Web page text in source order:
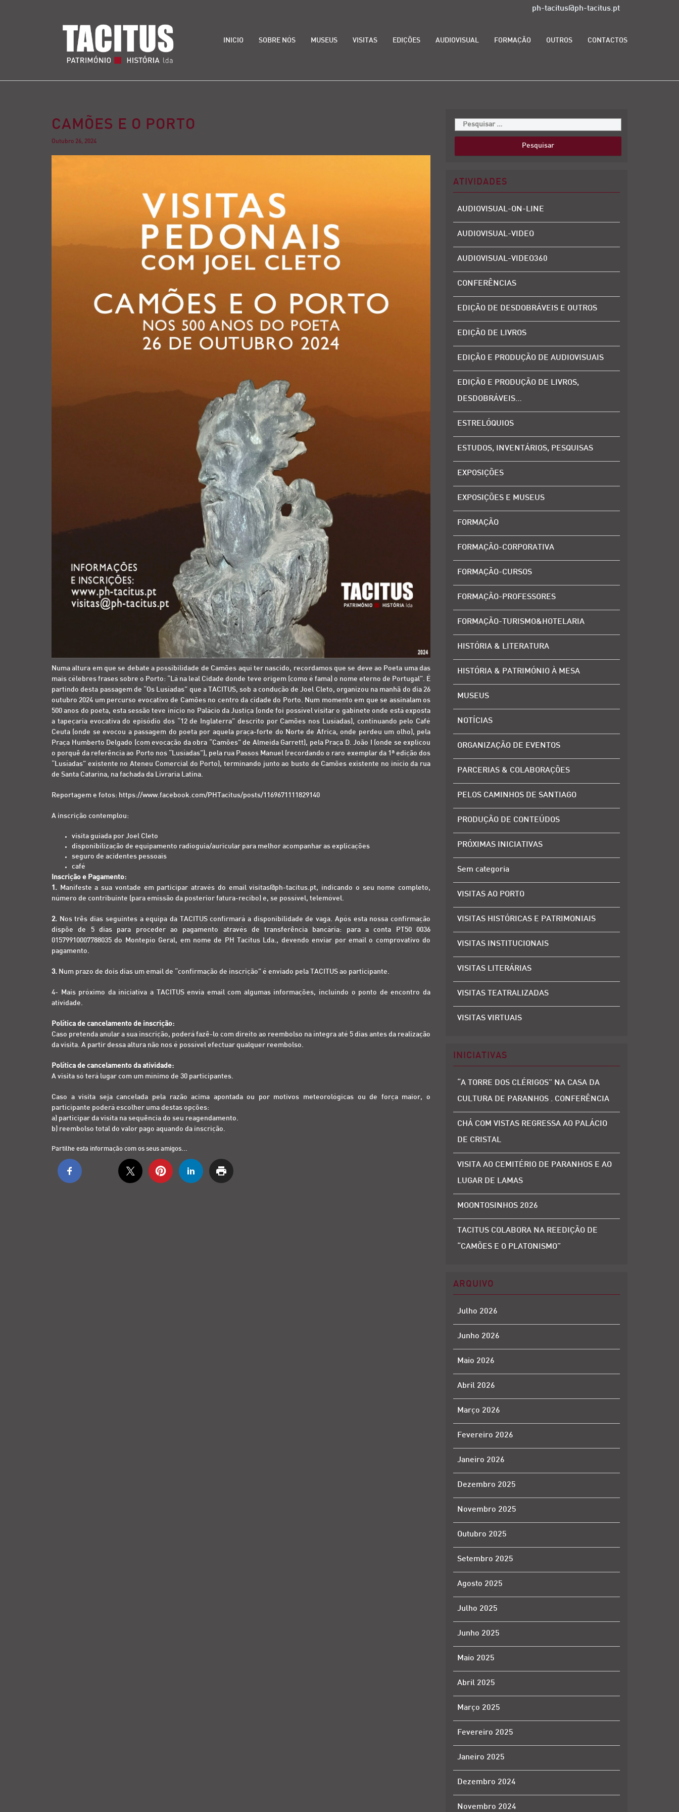
ph-tacitus@ph-tacitus.pt
INICIO SOBRE NÓS MUSEUS VISITAS EDIÇÕES AUDIOVISUAL FORMAÇÃO OUTROS CONTACTOS
CAMÕES E O PORTO
Outubro 26, 2024
Numa altura em que se debate a possibilidade de Camões aqui ter nascido, recordamos que se deve ao Poeta uma das
mais célebres frases sobre o Porto: “Lá na leal Cidade donde teve origem (como é fama) o nome eterno de Portugal”. É
partindo desta passagem de “Os Lusíadas” que a TACITUS, sob a condução de Joel Cleto, organizou na manhã do dia 26
outubro 2024 um percurso evocativo de Camões no centro da cidade do Porto. Num momento em que se assinalam os
500 anos do poeta, esta sessão teve início no Palácio da Justiça (onde foi possível visitar o gabinete onde está exposta
a tapeçaria evocativa do episódio dos “12 de Inglaterra” descrito por Camões nos Lusíadas), continuando pelo Café
Ceuta (onde se evocou a passagem do poeta por aquela praça-forte do Norte de África, onde perdeu um olho), pela
Praça Humberto Delgado (com evocação da obra “Camões” de Almeida Garrett), pela Praça D. João I (onde se explicou
o porquê da referência ao Porto nos “Lusíadas”), pela rua Passos Manuel (recordando o raro exemplar da 1ª edição dos
“Lusíadas” existente no Ateneu Comercial do Porto), terminando junto ao busto de Camões existente no início da rua
de Santa Catarina, na fachada da Livraria Latina.
Reportagem e fotos: https://www.facebook.com/PHTacitus/posts/1169671111829140
A inscrição contemplou:
visita guiada por Joel Cleto
disponibilização de equipamento radioguia/auricular para melhor acompanhar as explicações
seguro de acidentes pessoais
café
Inscrição e Pagamento:
1.
Manifeste a sua vontade em participar através do emailvisitas@ph-tacitus.pt, indicando o seu nome completo,
número de contribuinte (para emissão da posterior fatura-recibo) e, se possível, telemóvel.
2. Nos três dias seguintes a equipa da TACITUS confirmará a disponibilidade de vaga. Após esta nossa confirmação
dispõe de 5 dias para proceder ao pagamento através de transferência bancária: para a conta PT50 0036
01579910007788035 do Montepio Geral, em nome de PH Tacitus Lda., devendo enviar por email o comprovativo do
pagamento.
3. Num prazo de dois dias um email de “confirmação de inscrição” é enviado pela TACITUS ao participante.
4- Mais próximo da iniciativa a TACITUS envia email com algumas informações, incluindo o ponto de encontro da
atividade.
Política de cancelamento de inscrição:
Caso pretenda anular a sua inscrição, poderá fazê-lo com direito ao reembolso na íntegra até 5 dias antes da realização
da visita. A partir dessa altura não nos é possível efectuar qualquer reembolso.
Política de cancelamento da atividade:
A visita só terá lugar com um mínimo de 30 participantes.
Caso a visita seja cancelada pela razão acima apontada ou por motivos meteorológicas ou de força maior, o
participante poderá escolher uma destas opções:
a) participar da visita na sequência do seu reagendamento.
b) reembolso total do valor pago aquando da inscrição.
Partilhe esta informação com os seus amigos...
ATIVIDADES
AUDIOVISUAL-ON-LINE
AUDIOVISUAL-VIDEO
AUDIOVISUAL-VIDEO360
CONFERÊNCIAS
EDIÇÃO DE DESDOBRÁVEIS E OUTROS
EDIÇÃO DE LIVROS
EDIÇÃO E PRODUÇÃO DE AUDIOVISUAIS
EDIÇÃO E PRODUÇÃO DE LIVROS,
DESDOBRÁVEIS…
ESTRELÓQUIOS
ESTUDOS, INVENTÁRIOS, PESQUISAS
EXPOSIÇÕES
EXPOSIÇÕES E MUSEUS
FORMAÇÃO
FORMAÇÃO-CORPORATIVA
FORMAÇÃO-CURSOS
FORMAÇÃO-PROFESSORES
FORMAÇÃO-TURISMO&HOTELARIA
HISTÓRIA & LITERATURA
HISTÓRIA & PATRIMÓNIO À MESA
MUSEUS
NOTÍCIAS
ORGANIZAÇÃO DE EVENTOS
PARCERIAS & COLABORAÇÕES
PELOS CAMINHOS DE SANTIAGO
PRODUÇÃO DE CONTEÚDOS
PRÓXIMAS INICIATIVAS
Sem categoria
VISITAS AO PORTO
VISITAS HISTÓRICAS E PATRIMONIAIS
VISITAS INSTITUCIONAIS
VISITAS LITERÁRIAS
VISITAS TEATRALIZADAS
VISITAS VIRTUAIS
INICIATIVAS
“A TORRE DOS CLÉRIGOS” NA CASA DA
CULTURA DE PARANHOS . CONFERÊNCIA
CHÁ COM VISTAS REGRESSA AO PALÁCIO
DE CRISTAL
VISITA AO CEMITÉRIO DE PARANHOS E AO
LUGAR DE LAMAS
MOONTOSINHOS 2026
TACITUS COLABORA NA REEDIÇÃO DE
“CAMÕES E O PLATONISMO”
ARQUIVO
Julho 2026
Junho 2026
Maio 2026
Abril 2026
Março 2026
Fevereiro 2026
Janeiro 2026
Dezembro 2025
Novembro 2025
Outubro 2025
Setembro 2025
Agosto 2025
Julho 2025
Junho 2025
Maio 2025
Abril 2025
Março 2025
Fevereiro 2025
Janeiro 2025
Dezembro 2024
Novembro 2024